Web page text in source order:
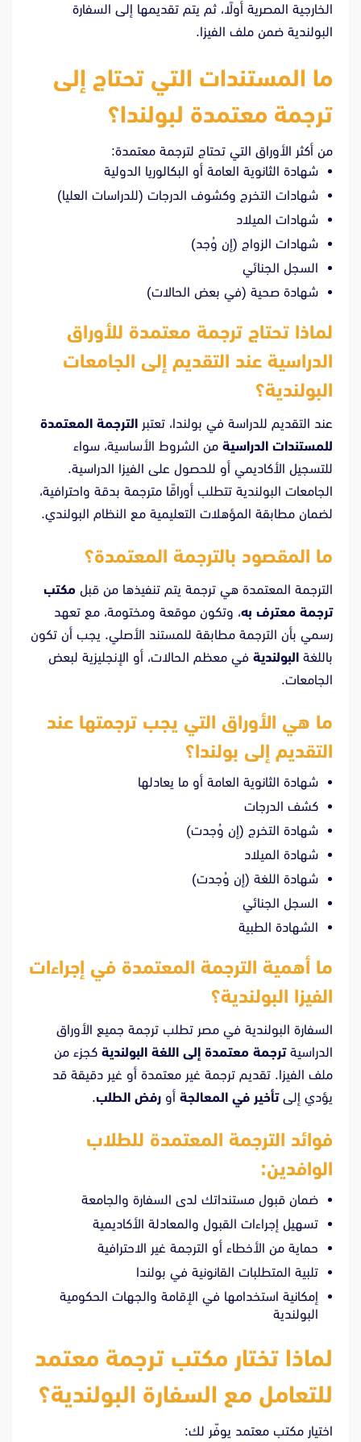
الخارجية المصرية أولًا، ثم يتم تقديمها إلى السفارة
البولندية ضمن ملف الفيزا.
ما المستندات التي تحتاج إلى
ترجمة معتمدة لبولندا؟
من أكثر الأوراق التي تحتاج لترجمة معتمدة:
شهادة الثانوية العامة أو البكالوريا الدولية
شهادات التخرج وكشوف الدرجات (للدراسات العليا)
شهادات الميلاد
شهادات الزواج (إن وُجد)
السجل الجنائي
شهادة صحية (في بعض الحالات)
لماذا تحتاج ترجمة معتمدة للأوراق
الدراسية عند التقديم إلى الجامعات
البولندية؟
عند التقديم للدراسة في بولندا، تعتبر الترجمة المعتمدة
للمستندات الدراسية من الشروط الأساسية، سواء
للتسجيل الأكاديمي أو للحصول على الفيزا الدراسية.
الجامعات البولندية تتطلب أوراقًا مترجمة بدقة واحترافية،
لضمان مطابقة المؤهلات التعليمية مع النظام البولندي.
ما المقصود بالترجمة المعتمدة؟
الترجمة المعتمدة هي ترجمة يتم تنفيذها من قبل مكتب
ترجمة معترف به، وتكون موقعة ومختومة، مع تعهد
رسمي بأن الترجمة مطابقة للمستند الأصلي. يجب أن تكون
باللغة البولندية في معظم الحالات، أو الإنجليزية لبعض
الجامعات.
ما هي الأوراق التي يجب ترجمتها عند
التقديم إلى بولندا؟
شهادة الثانوية العامة أو ما يعادلها
كشف الدرجات
شهادة التخرج (إن وُجدت)
شهادة الميلاد
شهادة اللغة (إن وُجدت)
السجل الجنائي
الشهادة الطبية
ما أهمية الترجمة المعتمدة في إجراءات
الفيزا البولندية؟
السفارة البولندية في مصر تطلب ترجمة جميع الأوراق
الدراسيةترجمة معتمدة إلى اللغة البولندية كجزء من
ملف الفيزا. تقديم ترجمة غير معتمدة أو غير دقيقة قد
يؤدي إلىتأخير في المعالجة أو رفض الطلب.
فوائد الترجمة المعتمدة للطلاب
الوافدين:
ضمان قبول مستنداتك لدى السفارة والجامعة
تسهيل إجراءات القبول والمعادلة الأكاديمية
حماية من الأخطاء أو الترجمة غير الاحترافية
تلبية المتطلبات القانونية في بولندا
إمكانية استخدامها في الإقامة والجهات الحكومية
البولندية
لماذا تختار مكتب ترجمة معتمد
للتعامل مع السفارة البولندية؟
اختيار مكتب معتمد يوفّر لك: